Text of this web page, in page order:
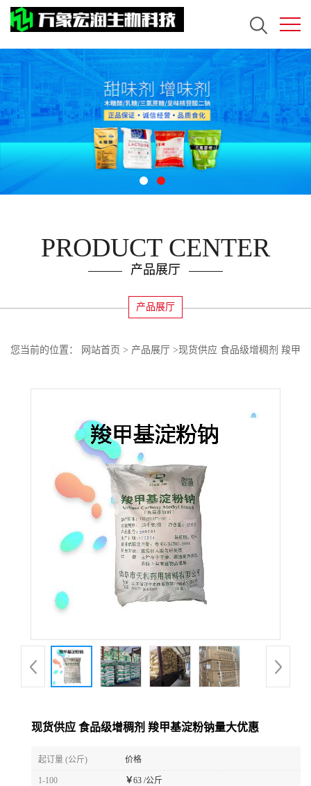
PRODUCT CENTER
产品展厅
产品展厅
您当前的位置： 网站首页 > 产品展厅 >现货供应 食品级增稠剂 羧甲
现货供应 食品级增稠剂 羧甲基淀粉钠量大优惠
起订量 (公斤) 价格
1-100 ￥63 /公斤